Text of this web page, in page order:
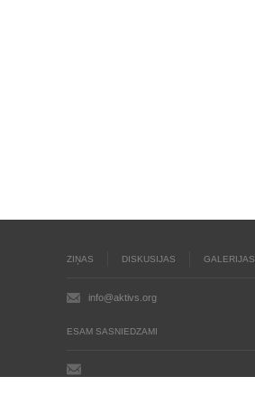
ZIŅAS DISKUSIJAS GALERIJAS
info@aktivs.org
ESAM SASNIEDZAMI